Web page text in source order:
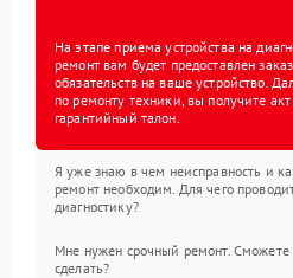
На этапе приема устройства на
ремонт вам будет предоставлен
обязательств на ваше устройство.
по ремонту техники, вы получите
гарантийный талон.
Я уже знаю в чем неисправность и
ремонт необходим. Для чего
диагностику?
Мне нужен срочный ремонт. Сможете
сделать?